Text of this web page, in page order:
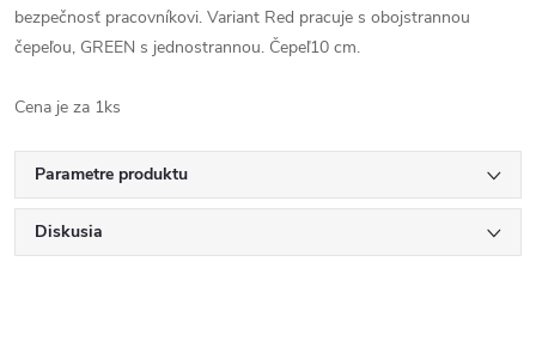
bezpečnosť pracovníkovi. Variant Red pracuje s obojstrannou
čepeľou, GREEN s jednostrannou. Čepeľ10 cm.
Cena je za 1ks
Parametre produktu
Diskusia